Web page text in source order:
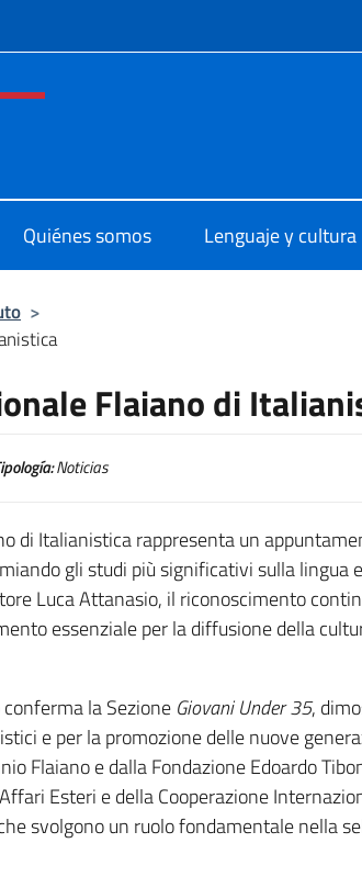
redes sociales y
Quiénes somos Lenguaje y cultura
>
Flaiano di
Noticias
di Italianistica rappresenta un
gli studi più significativi sulla lingua
Luca Attanasio, il riconoscimento
essenziale per la diffusione della
la Sezione Giovani Under 35,
e per la promozione delle nuove
Flaiano e dalla Fondazione Edoardo
Esteri e della Cooperazione
svolgono un ruolo fondamentale nella